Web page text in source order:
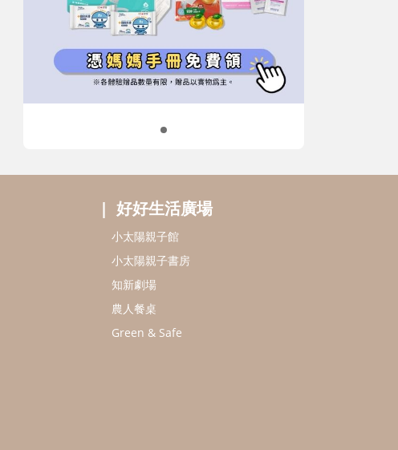
好好生活廣場
小太陽親子館
小太陽親子書房
知新劇場
農人餐桌
Green & Safe